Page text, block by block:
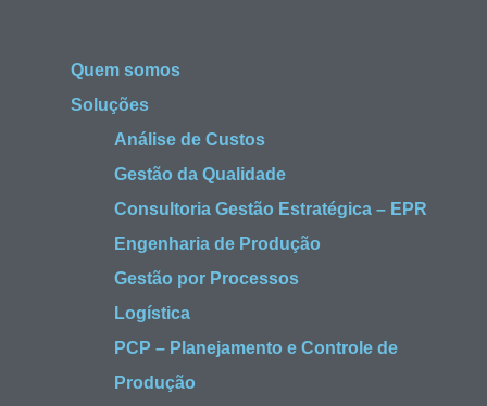
Quem somos
Soluções
Análise de Custos
Gestão da Qualidade
Consultoria Gestão Estratégica – EPR
Engenharia de Produção
Gestão por Processos
Logística
PCP – Planejamento e Controle de
Produção